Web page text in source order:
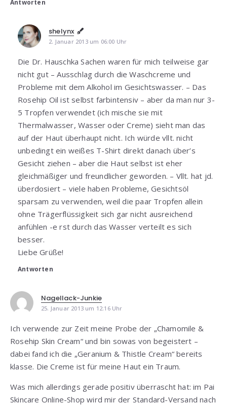
Antworten
shelynx
2. Januar 2013 um 06:00 Uhr
Die Dr. Hauschka Sachen waren für mich teilweise gar
nicht gut – Ausschlag durch die Waschcreme und
Probleme mit dem Alkohol im Gesichtswasser. – Das
Rosehip Oil ist selbst farbintensiv – aber da man nur 3-
5 Tropfen verwendet (ich mische sie mit
Thermalwasser, Wasser oder Creme) sieht man das
auf der Haut überhaupt nicht. Ich würde vllt. nicht
unbedingt ein weißes T-Shirt direkt danach über’s
Gesicht ziehen – aber die Haut selbst ist eher
gleichmäßiger und freundlicher geworden. – Vllt. hat jd.
überdosiert – viele haben Probleme, Gesichtsöl
sparsam zu verwenden, weil die paar Tropfen allein
ohne Trägerflüssigkeit sich gar nicht ausreichend
anfühlen -e rst durch das Wasser verteilt es sich
besser.
Liebe Grüße!
Antworten
Nagellack-Junkie
25. Januar 2013 um 12:16 Uhr
Ich verwende zur Zeit meine Probe der „Chamomile &
Rosehip Skin Cream“ und bin sowas von begeistert –
dabei fand ich die „Geranium & Thistle Cream“ bereits
klasse. Die Creme ist für meine Haut ein Traum.
Was mich allerdings gerade positiv überrascht hat: im Pai
Skincare Online-Shop wird mir der Standard-Versand nach